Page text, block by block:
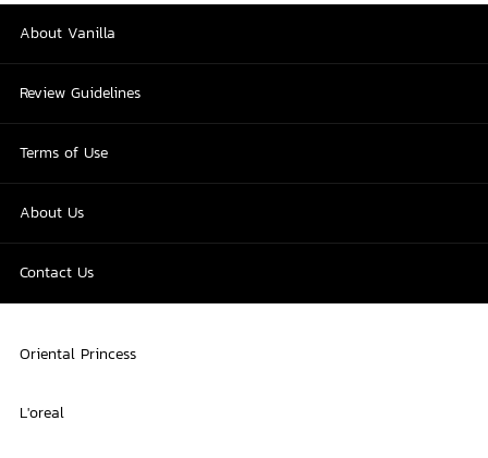
About Vanilla
Review Guidelines
Terms of Use
About Us
Contact Us
Oriental Princess
L'oreal